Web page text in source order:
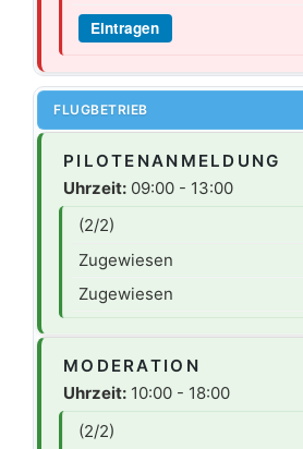
Eintragen
FLUGBETRIEB
PILOTENANMELDUNG
Uhrzeit: 09:00 - 13:00
(2/2)
Zugewiesen
Zugewiesen
MODERATION
Uhrzeit: 10:00 - 18:00
(2/2)